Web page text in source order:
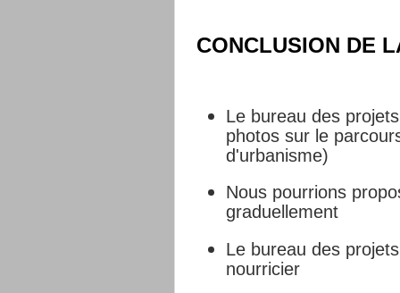
CONCLUSION DE
Le bureau des
photos sur le
d'urbanisme)
Nous pourrions
graduellement
Le bureau des
nourricier